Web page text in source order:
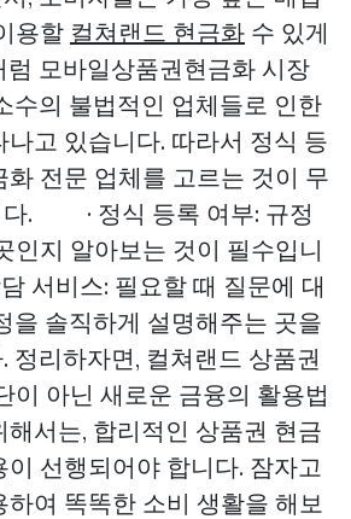
용할 컬쳐랜드 현금화 수 있게
럼 모바일상품권현금화 시장
수의 불법적인 업체들로 인한
고 있습니다. 따라서 정식 등
화 전문 업체를 고르는 것이 무
다. · 정식 등록 여부: 규정
인지 알아보는 것이 필수입니
비스: 필요할 때 질문에 대
을 솔직하게 설명해주는 곳을
정리하자면, 컬쳐랜드 상품권
이 아닌 새로운 금융의 활용법
해서는, 합리적인 상품권 현금
이 선행되어야 합니다. 잠자고
하여 똑똑한 소비 생활을 해보